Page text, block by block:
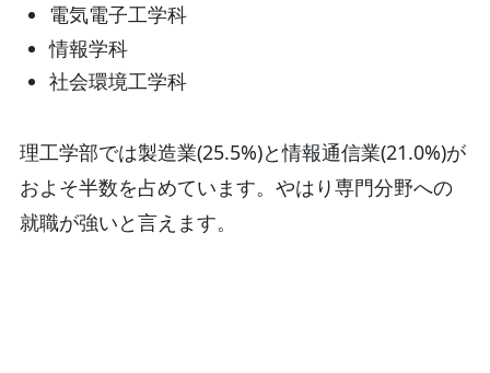
電気電子工学科
情報学科
社会環境工学科
理工学部では製造業(25.5%)と情報通信業(21.0%)が
およそ半数を占めています。やはり専門分野への
就職が強いと言えます。